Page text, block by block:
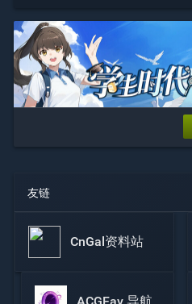
友链
CnGal资料站